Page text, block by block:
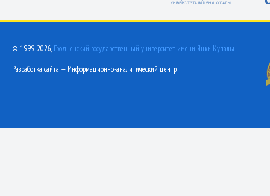
© 1999-2026, Гродненский государственный университет имени Янки Купалы
Разработка сайта — Информационно-аналитический центр